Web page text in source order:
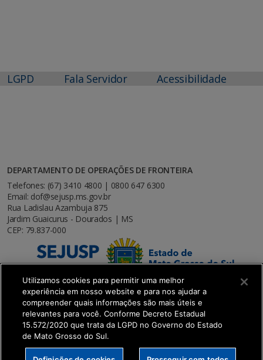
LGPD Fala Servidor Acessibilidade
DEPARTAMENTO DE OPERAÇÕES DE FRONTEIRA
Telefones: (67) 3410 4800 | 0800 647 6300
Email: dof@sejusp.ms.gov.br
Rua Ladislau Azambuja 875
Jardim Guaicurus - Dourados | MS
CEP: 79.837-000
SETDIG | Secretaria-Executiva de Transformação
Utilizamos cookies para permitir uma melhor
experiência em nosso website e para nos ajudar a
compreender quais informações são mais úteis e
relevantes para você. Conforme Decreto Estadual
15.572/2020 que trata da LGPD no Governo do Estado
de Mato Grosso do Sul.